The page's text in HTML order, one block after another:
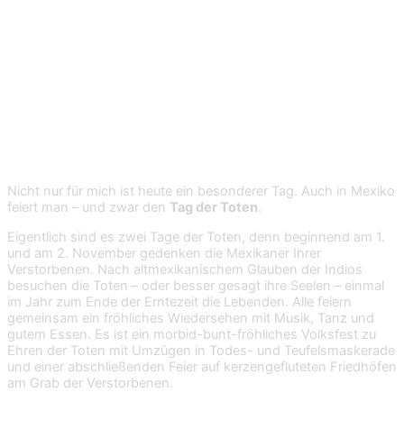
Nicht nur für mich ist heute ein besonderer Tag. Auch in Mexiko
feiert man – und zwar den Tag der Toten.
Eigentlich sind es zwei Tage der Toten, denn beginnend am 1.
und am 2. November gedenken die Mexikaner Ihrer
Verstorbenen. Nach altmexikanischem Glauben der Indios
besuchen die Toten – oder besser gesagt ihre Seelen – einmal
im Jahr zum Ende der Erntezeit die Lebenden. Alle feiern
gemeinsam ein fröhliches Wiedersehen mit Musik, Tanz und
gutem Essen. Es ist ein morbid-bunt-fröhliches Volksfest zu
Ehren der Toten mit Umzügen in Todes- und Teufelsmaskerade
und einer abschließenden Feier auf kerzengefluteten Friedhöfen
am Grab der Verstorbenen.